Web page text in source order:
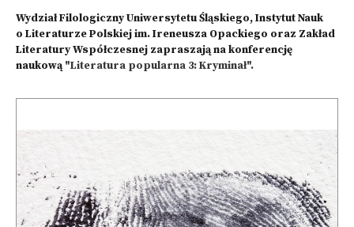
Wydział Filologiczny Uniwersytetu Śląskiego, Instytut Nauk
o Literaturze Polskiej im. Ireneusza Opackiego oraz Zakład
Literatury Współczesnej zapraszają na konferencję
naukową "Literatura popularna 3: Kryminał".